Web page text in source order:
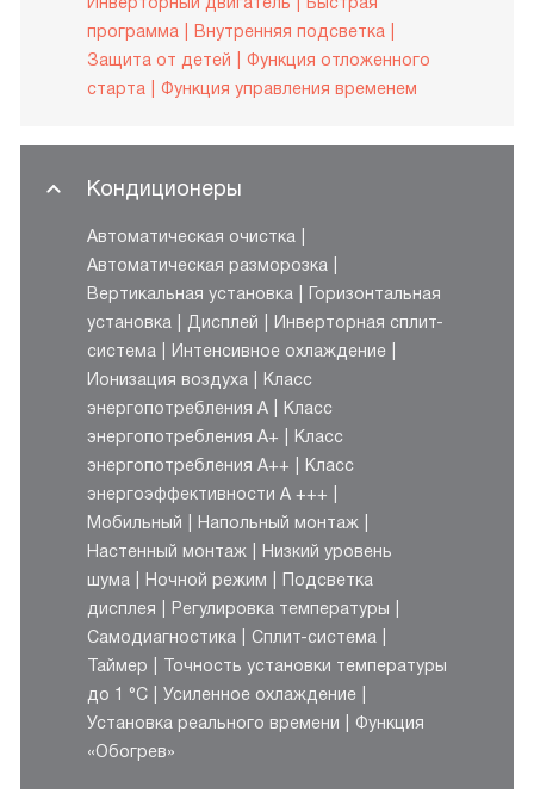
программа
Внутренняя подсветка
Защита от детей
Функция отложенного
старта
Функция управления временем
Кондиционеры
Автоматическая очистка
Автоматическая разморозка
Вертикальная установка
Горизонтальная
установка
Дисплей
Инверторная сплит-
система
Интенсивное охлаждение
Ионизация воздуха
Класс
энергопотребления A
Класс
энергопотребления A+
Класс
энергопотребления A++
Класс
энергоэффективности A +++
Мобильный
Напольный монтаж
Настенный монтаж
Низкий уровень
шума
Ночной режим
Подсветка
дисплея
Регулировка температуры
Самодиагностика
Сплит-система
Таймер
Точность установки температуры
до 1 °С
Усиленное охлаждение
Установка реального времени
Функция
«Обогрев»